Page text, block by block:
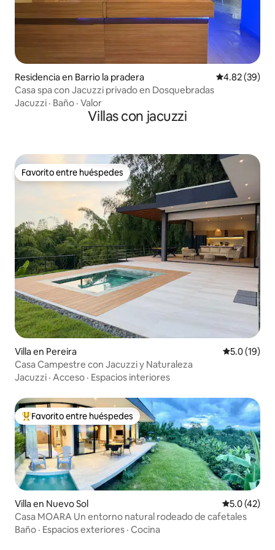
Residencia en Barrio la pradera Calificación
4.82 (39)
Casa spa con Jacuzzi privado en Dosquebradas
Jacuzzi · Baño · Valor
Villas con jacuzzi
Favorito entre huéspedes
Favorito entre huéspedes
Villa en Pereira Calificación
5.0 (19)
Casa Campestre con Jacuzzi y Naturaleza
Jacuzzi · Acceso · Espacios interiores
De los mejores en Favorito entre huéspedes
Favorito entre huéspedes
Villa en Nuevo Sol Calificación
5.0 (42)
Casa MOARA Un entorno natural rodeado de cafetales
Baño · Espacios exteriores · Cocina